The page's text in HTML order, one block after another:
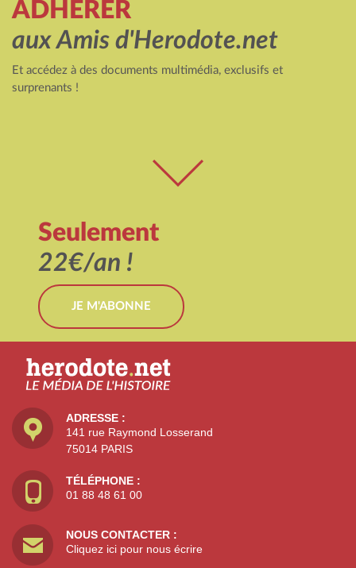
ADHÉRER
aux Amis d'Herodote.net
Et accédez à des documents multimédia, exclusifs et
surprenants !
Seulement
22€/an !
JE M'ABONNE
ADRESSE :
141 rue Raymond Losserand
75014 PARIS
TÉLÉPHONE :
01 88 48 61 00
NOUS CONTACTER :
Cliquez ici pour nous écrire